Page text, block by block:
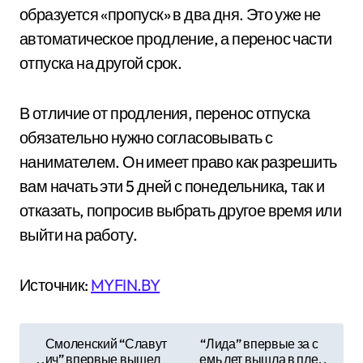
образуется «пропуск» в два дня. Это уже не
автоматическое продление, а перенос части
отпуска на другой срок.
В отличие от продления, перенос отпуска
обязательно нужно согласовывать с
нанимателем. Он имеет право как разрешить
вам начать эти 5 дней с понедельника, так и
отказать, попросив выбрать другое время или
выйти на работу.
Источник: MYFIN.BY
Смоленский “Славут
ич” впервые вышел
“Лида” впервые за с
емь лет вышла в пле